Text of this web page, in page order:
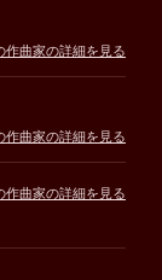
作曲家の詳細を見る
作曲家の詳細を見る
作曲家の詳細を見る